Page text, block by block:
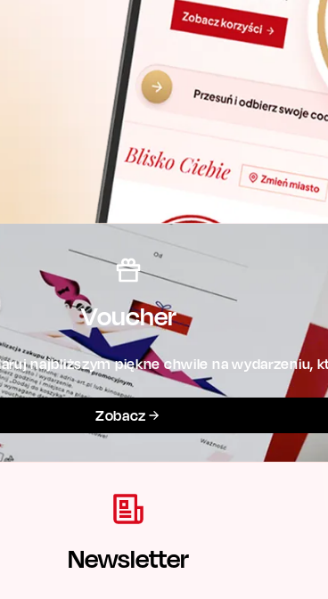
Voucher
najbliższym piękne chwile na wydarzeniu,
Zobacz
Newsletter